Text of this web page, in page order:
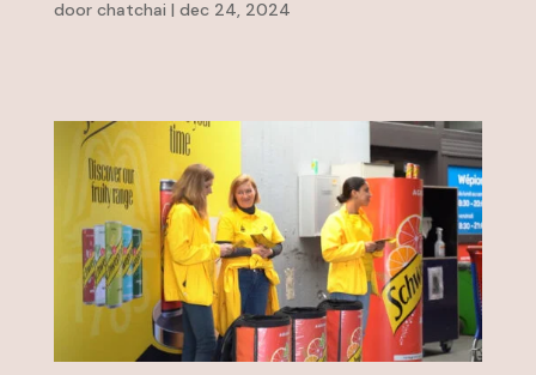
door chatchai | dec 24, 2024